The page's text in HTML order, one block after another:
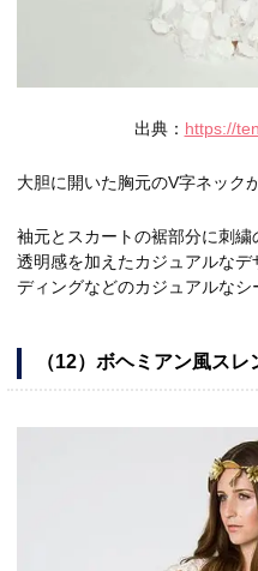
出典： https://
大胆に開いた胸元のV字ネック
袖元とスカートの裾部分に刺繍
透明感を加えたカジュアルな
ディングなどのカジュアルなシ
（12）ボヘミアン風ス